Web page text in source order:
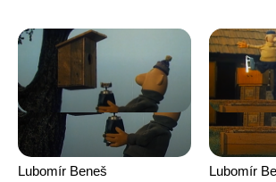
Lubomír Beneš
Lubomír